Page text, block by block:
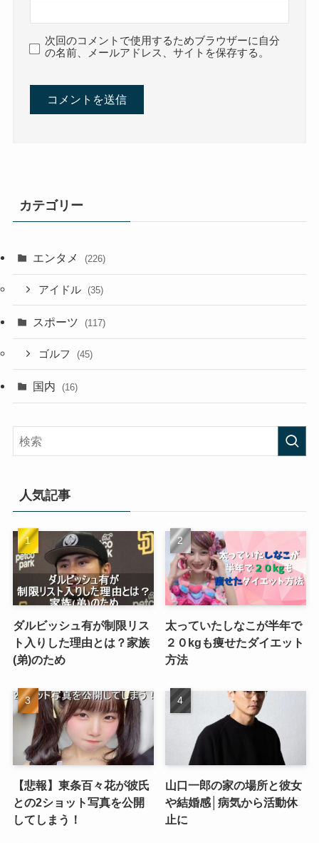
次回のコメントで使用するためブラウザーに自分
の名前、メールアドレス、サイトを保存する。
カテゴリー
エンタメ (226)
アイドル (35)
スポーツ (117)
ゴルフ (45)
国内 (16)
人気記事
ダルビッシュ有が制限リス
ト入りした理由とは？家族
(弟)のため
太っていたしなこが半年で
２０kgも痩せたダイエット
方法
【悲報】東条百々花が彼氏
との2ショット写真を公開
してしまう！
山口一郎の家の場所と彼女
や結婚感│病気から活動休
止に